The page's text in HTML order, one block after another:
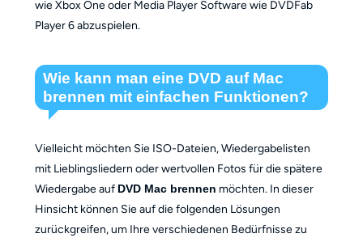
wie Xbox One oder Media Player Software wie DVDFab
Player 6 abzuspielen.
Wie kann man eine DVD auf Mac
brennen mit einfachen Funktionen?
Vielleicht möchten Sie ISO-Dateien, Wiedergabelisten
mit Lieblingsliedern oder wertvollen Fotos für die spätere
Wiedergabe auf DVD Mac brennen möchten. In dieser
Hinsicht können Sie auf die folgenden Lösungen
zurückgreifen, um Ihre verschiedenen Bedürfnisse zu